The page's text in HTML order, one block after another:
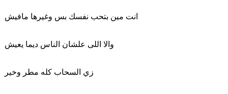
انت مين بتحب نفسك بس وغيرها مافيش
والا اللى علشان الناس ديما يعيش
زي السحاب كله مطر وخير